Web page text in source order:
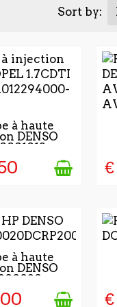
au moteur,
la plus
Sort by:
APRÈS
DE
à haute
DENSO
APRÈS
DE
à haute
DENSO
-...